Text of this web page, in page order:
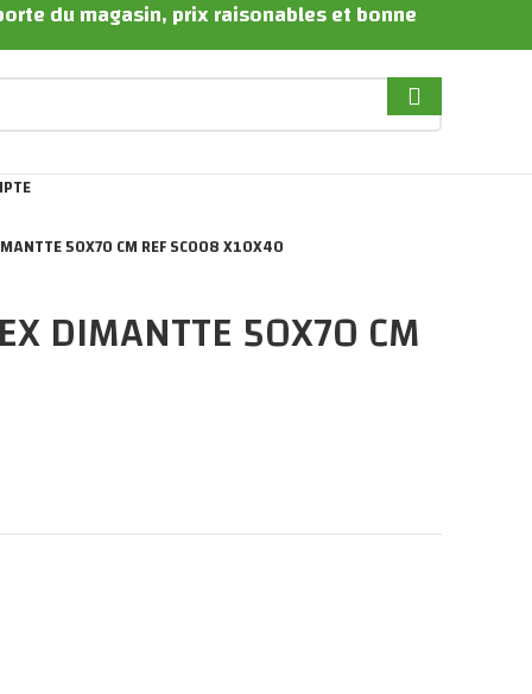
du magasin, prix raisonables et bonne
50X70 CM REF SC008 X10X40
DIMANTTE 50X70 CM